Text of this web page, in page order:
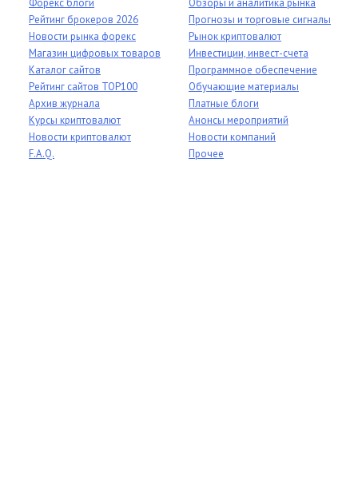
Форекс блоги
Рейтинг брокеров 2026
Новости рынка форекс
Магазин цифровых товаров
Каталог сайтов
Рейтинг сайтов TOP100
Архив журнала
Курсы криптовалют
Новости криптовалют
F.A.Q.
Обзоры и аналитика рынка
Прогнозы и торговые сигналы
Рынок криптовалют
Инвестиции, инвест-счета
Программное обеспечение
Обучающие материалы
Платные блоги
Анонсы мероприятий
Новости компаний
Прочее